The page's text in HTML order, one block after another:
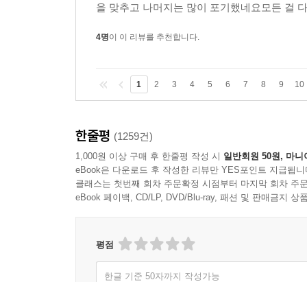
을 맞추고 나머지는 많이 포기했네요모든 걸
4명이 이 리뷰를 추천합니다.
1 2 3 4 5 6 7 8 9 10
한줄평 (1259건)
1,000원 이상 구매 후 한줄평 작성 시 일반회원 50원, 마니
eBook은 다운로드 후 작성한 리뷰만 YES포인트 지급됩니
클래스는 첫번째 회차 주문확정 시점부터 마지막 회차 주
eBook 페이백, CD/LP, DVD/Blu-ray, 패션 및 판매금지 상
평점
한글 기준 50자까지 작성가능